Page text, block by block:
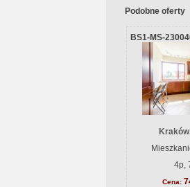
Podobne oferty
BS1-MS-
4p,
Cena: